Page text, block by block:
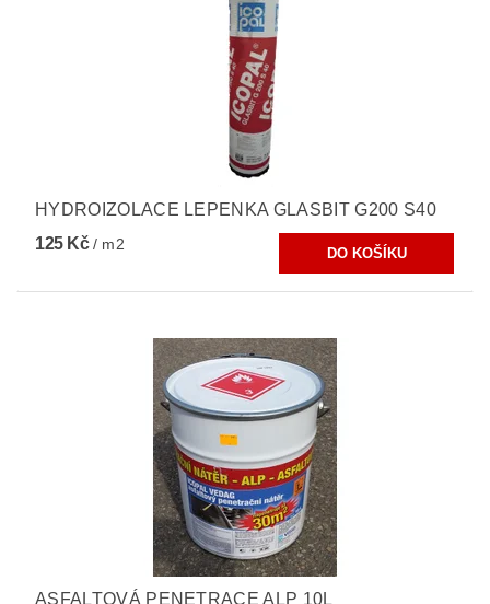
HYDROIZOLACE LEPENKA GLASBIT G200 S40
125 Kč/ m2
ASFALTOVÁ PENETRACE ALP 10L